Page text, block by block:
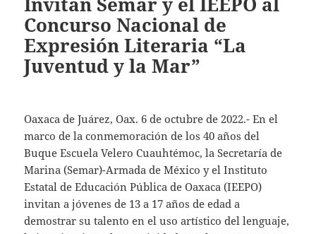
Concurso Nacional de
Expresión Literaria “La
Juventud y la Mar”
Oaxaca de Juárez, Oax. 6 de octubre de 2022.- En el
marco de la conmemoración de los 40 años del
Buque Escuela Velero Cuauhtémoc, la Secretaría de
Marina (Semar)-Armada de México y el Instituto
Estatal de Educación Pública de Oaxaca (IEEPO)
invitan a jóvenes de 13 a 17 años de edad a
demostrar su talento en el uso artístico del lenguaje,